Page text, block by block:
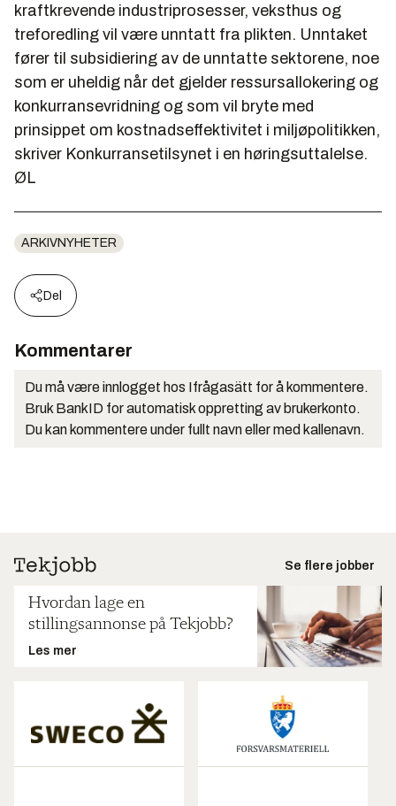
kraftkrevende industriprosesser, veksthus og
treforedling vil være unntatt fra plikten. Unntaket
fører til subsidiering av de unntatte sektorene, noe
som er uheldig når det gjelder ressursallokering og
konkurransevridning og som vil bryte med
prinsippet om kostnadseffektivitet i miljøpolitikken,
skriver Konkurransetilsynet i en høringsuttalelse.
ØL
ARKIVNYHETER
Del
Kommentarer
Du må være innlogget hos Ifrågasätt for å kommentere.
Bruk BankID for automatisk oppretting av brukerkonto.
Du kan kommentere under fullt navn eller med kallenavn.
Se flere jobber
Hvordan lage en
stillingsannonse på Tekjobb?
Les mer